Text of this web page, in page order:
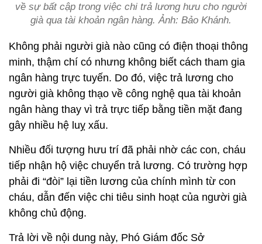
về sự bất cập trong việc chi trả lương hưu cho người
già qua tài khoản ngân hàng. Ảnh: Bảo Khánh.
Không phải người già nào cũng có điện thoại thông
minh, thậm chí có nhưng không biết cách tham gia
ngân hàng trực tuyến. Do đó, việc trả lương cho
người già không thạo về công nghệ qua tài khoản
ngân hàng thay vì trả trực tiếp bằng tiền mặt đang
gây nhiều hệ luỵ xấu.
Nhiều đối tượng hưu trí đã phải nhờ các con, cháu
tiếp nhận hộ việc chuyển trả lương. Có trường hợp
phải đi “đòi” lại tiền lương của chính mình từ con
cháu, dẫn đến việc chi tiêu sinh hoạt của người già
không chủ động.
Trả lời về nội dung này, Phó Giám đốc Sở